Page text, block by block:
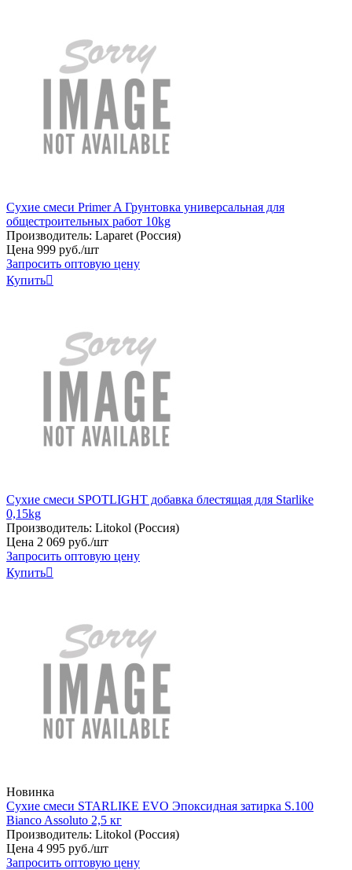
Сухие смеси Primer A Грунтовка универсальная для
общестроительных работ 10kg
Производитель: Laparet (Россия)
Цена 999 руб./шт
Запросить оптовую цену
Купить
Сухие смеси SPOTLIGHT добавка блестящая для Starlike
0,15kg
Производитель: Litokol (Россия)
Цена 2 069 руб./шт
Запросить оптовую цену
Купить
Новинка
Сухие смеси STARLIKE EVO Эпоксидная затирка S.100
Bianco Assoluto 2,5 кг
Производитель: Litokol (Россия)
Цена 4 995 руб./шт
Запросить оптовую цену